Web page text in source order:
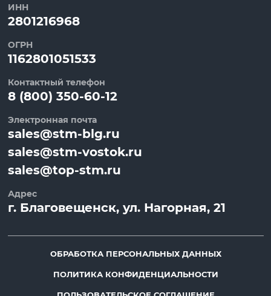
ИНН
2801216968
ОГРН
1162801051533
Контактный телефон
8 (800) 350-60-12
Электронная почта
sales@stm-blg.ru
sales@stm-vostok.ru
sales@top-stm.ru
Адрес
г. Благовещенск, ул. Нагорная, 21
ОБРАБОТКА ПЕРСОНАЛЬНЫХ ДАННЫХ
ПОЛИТИКА КОНФИДЕНЦИАЛЬНОСТИ